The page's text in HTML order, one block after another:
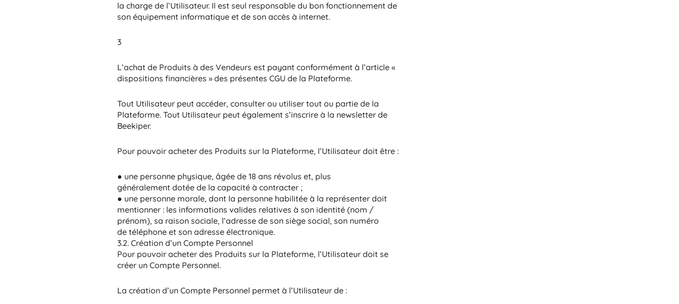
la charge de l’Utilisateur. Il est seul responsable du bon fonctionnement de
son équipement informatique et de son accès à internet.
3
L’achat de Produits à des Vendeurs est payant conformément à l’article «
dispositions financières » des présentes CGU de la Plateforme.
Tout Utilisateur peut accéder, consulter ou utiliser tout ou partie de la
Plateforme. Tout Utilisateur peut également s’inscrire à la newsletter de
Beekiper.
Pour pouvoir acheter des Produits sur la Plateforme, l’Utilisateur doit être :
● une personne physique, âgée de 18 ans révolus et, plus
généralement dotée de la capacité à contracter ;
● une personne morale, dont la personne habilitée à la représenter doit
mentionner : les informations valides relatives à son identité (nom /
prénom), sa raison sociale, l’adresse de son siège social, son numéro
de téléphone et son adresse électronique.
3.2. Création d’un Compte Personnel
Pour pouvoir acheter des Produits sur la Plateforme, l’Utilisateur doit se
créer un Compte Personnel.
La création d’un Compte Personnel permet à l’Utilisateur de :